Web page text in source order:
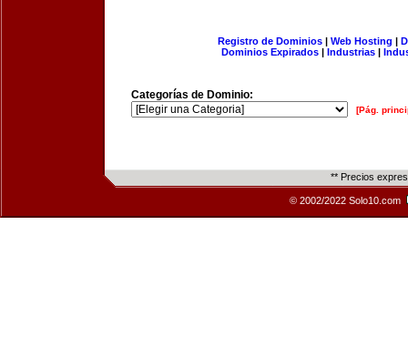
Registro de Dominios| Web Hosting |
Dominios Expirados | Industrias |
Categorías de Dominio:
[Pág.
** Precios
© 2002/2022 Solo10.com